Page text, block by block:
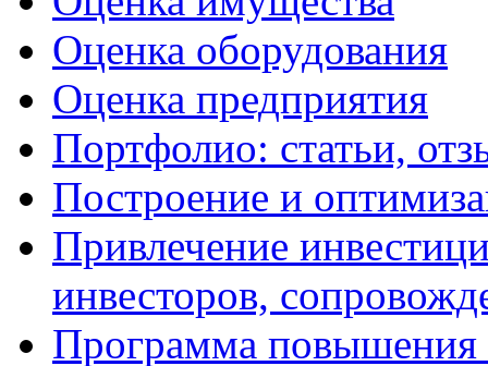
Оценка оборудования
Оценка предприятия
Портфолио: статьи,
Построение и
Привлечение
инвесторов,
Программа